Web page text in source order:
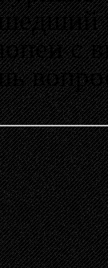
с